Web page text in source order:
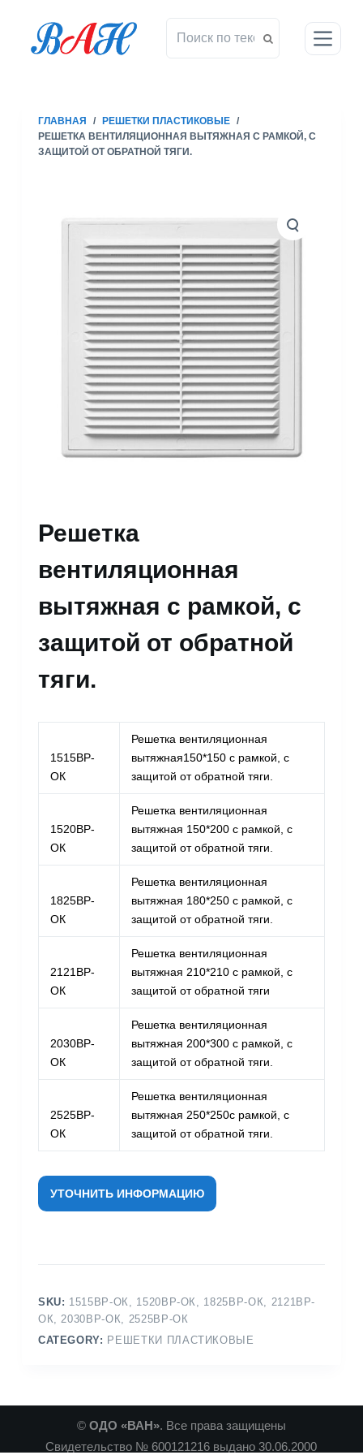
ГЛАВНАЯ / РЕШЕТКИ ПЛАСТИКОВЫЕ /
РЕШЕТКА ВЕНТИЛЯЦИОННАЯ ВЫТЯЖНАЯ С РАМКОЙ, С
ЗАЩИТОЙ ОТ ОБРАТНОЙ ТЯГИ.
Решетка
вентиляционная
вытяжная с рамкой, с
защитой от обратной
тяги.
1515ВР-
ОК
Решетка вентиляционная
вытяжная150*150 с рамкой, с
защитой от обратной тяги.
1520ВР-
ОК
Решетка вентиляционная
вытяжная 150*200 с рамкой, с
защитой от обратной тяги.
1825ВР-
ОК
Решетка вентиляционная
вытяжная 180*250 с рамкой, с
защитой от обратной тяги.
2121ВР-
ОК
Решетка вентиляционная
вытяжная 210*210 с рамкой, с
защитой от обратной тяги
2030ВР-
ОК
Решетка вентиляционная
вытяжная 200*300 с рамкой, с
защитой от обратной тяги.
2525ВР-
ОК
Решетка вентиляционная
вытяжная 250*250с рамкой, с
защитой от обратной тяги.
УТОЧНИТЬ ИНФОРМАЦИЮ
SKU: 1515ВР-ОК, 1520ВР-ОК, 1825ВР-ОК, 2121ВР-
ОК, 2030ВР-ОК, 2525ВР-ОК
CATEGORY: РЕШЕТКИ ПЛАСТИКОВЫЕ
© ОДО «ВАН». Все права защищены
Свидетельство № 600121216 выдано 30.06.2000